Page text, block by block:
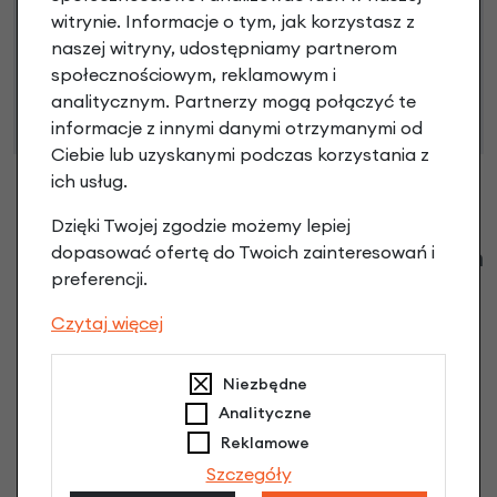
Niniejsza propozycja nie stanowi oferty w rozumieniu art.
66 Kodeksu Cywilnego. Ostateczna decyzja o warunkach
i przyznaniu kredytu zostanie podjęta po ocenie
zdolności kredytowej.
Klienci zadali następujące pytania o ten
Nikt wcześniej niemiał pytań do tego produktu? A Ty o
co chcesz zapytać?
Zadaj pytanie
witrynie. Informacje o tym, jak korzystasz z
naszej witryny, udostępniamy partnerom
społecznościowym, reklamowym i
analitycznym. Partnerzy mogą połączyć te
informacje z innymi danymi otrzymanymi od
Ciebie lub uzyskanymi podczas korzystania z
ich usług.
Dzięki Twojej zgodzie możemy lepiej
dopasować ofertę do Twoich zainteresowań i
preferencji.
Czytaj więcej
Niezbędne
Analityczne
Reklamowe
Szczegóły